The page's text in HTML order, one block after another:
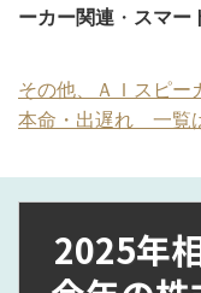
ーカー関連 ・ スマー
その他、ＡＩスピー
本命・出遅れ 一覧
2025年